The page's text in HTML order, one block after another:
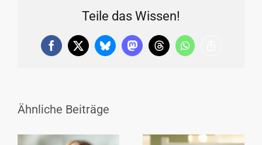
Teile das Wissen!
Facebook
X BlueskyMastodonThreadsWhatsApp
Ähnliche Beiträge